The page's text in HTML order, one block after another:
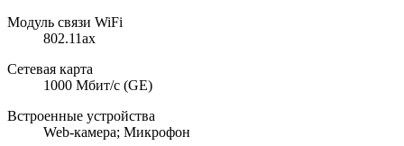
Модуль связи WiFi
802.11ax
Сетевая карта
1000 Мбит/с (GE)
Встроенные устройства
Web-камера; Микрофон